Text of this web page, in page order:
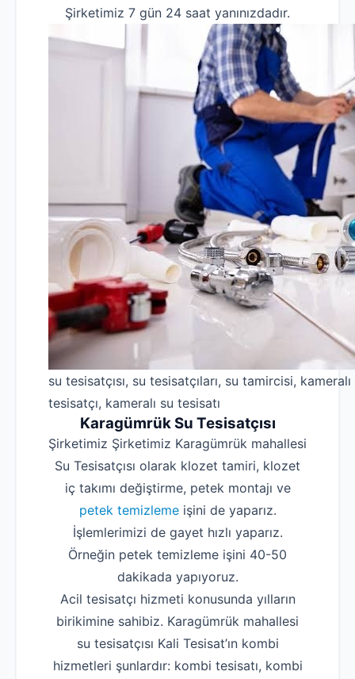
Şirketimiz 7 gün 24 saat yanınızdadır.
su tesisatçısı, su tesisatçıları, su tamircisi,
tesisatçı, kameralı su tesisatı
Karagümrük Su Tesisatçısı
Şirketimiz Şirketimiz Karagümrük mahallesi
Su Tesisatçısı olarak klozet tamiri, klozet
iç takımı değiştirme, petek montajı ve
petek temizlemeişini de yaparız.
İşlemlerimizi de gayet hızlı yaparız.
Örneğin petek temizleme işini 40-50
dakikada yapıyoruz.
Acil tesisatçı hizmeti konusunda yılların
birikimine sahibiz. Karagümrük mahallesi
su tesisatçısı Kali Tesisat’ın kombi
hizmetleri şunlardır: kombi tesisatı, kombi